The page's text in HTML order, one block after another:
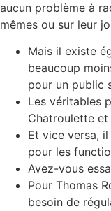
aucun problème à
mêmes ou sur leur
Mais il existe
beaucoup
pour un public
Les véritables
Chatroulette et
Et vice versa,
pour les
Avez-vous
Pour Thomas
besoin de